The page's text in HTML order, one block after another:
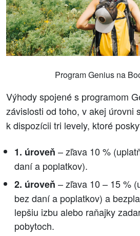
Program Genius na
Výhody spojené s programom
závislosti od toho, v akej úrovni
k dispozícii tri levely, ktoré
1. úroveň – zľava 10 %
daní a poplatkov).
2. úroveň – zľava 10 – 15 %
bez daní a poplatkov) a
lepšiu izbu alebo raňajky
pobytoch.